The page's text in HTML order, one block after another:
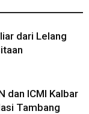
dari Lelang
dan ICMI Kalbar
Tambang